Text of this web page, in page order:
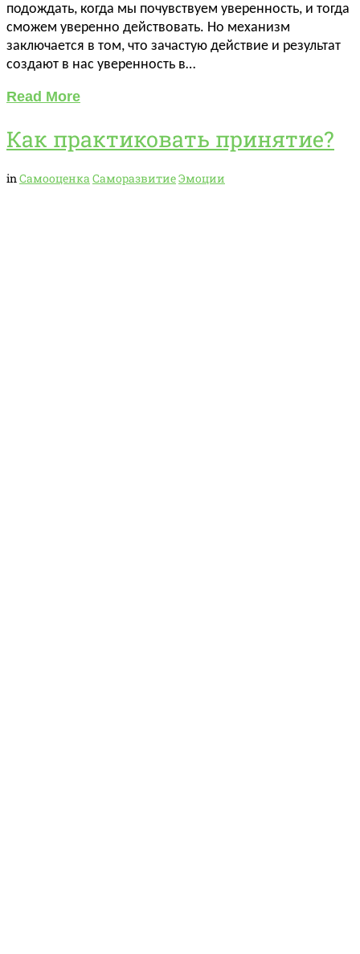
подождать, когда мы почувствуем уверенность, и тогда
сможем уверенно действовать. Но механизм
заключается в том, что зачастую действие и результат
создают в нас уверенность в…
Read More
Как практиковать принятие?
inСамооценкаСаморазвитиеЭмоции